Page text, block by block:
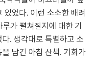
었다. 이런 소소한 배려
가 펼쳐질지에 대한 기
. 생각대로 특별하고 소
남긴 아침 산책. 기회가